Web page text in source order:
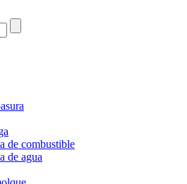
de combustible
de agua